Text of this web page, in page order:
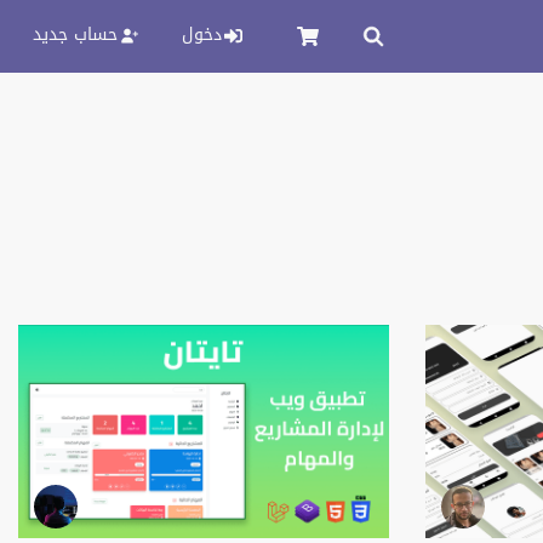
دخول حساب جديد